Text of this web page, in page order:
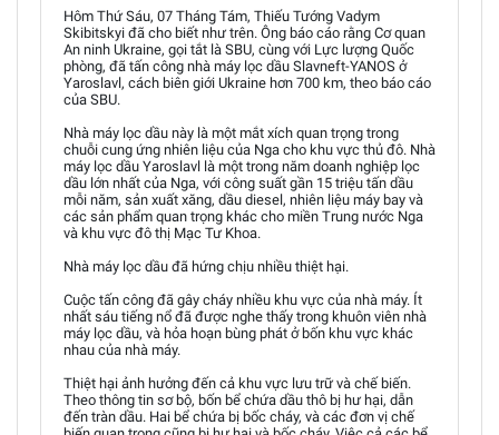
Hôm Thứ Sáu, 07 Tháng Tám, Thiếu Tướng Vadym
Skibitskyi đã cho biết như trên. Ông báo cáo rằng Cơ quan
An ninh Ukraine, gọi tắt là SBU, cùng với Lực lượng Quốc
phòng, đã tấn công nhà máy lọc dầu Slavneft-YANOS ở
Yaroslavl, cách biên giới Ukraine hơn 700 km, theo báo cáo
của SBU.
Nhà máy lọc dầu này là một mắt xích quan trọng trong
chuỗi cung ứng nhiên liệu của Nga cho khu vực thủ đô. Nhà
máy lọc dầu Yaroslavl là một trong năm doanh nghiệp lọc
dầu lớn nhất của Nga, với công suất gần 15 triệu tấn dầu
mỗi năm, sản xuất xăng, dầu diesel, nhiên liệu máy bay và
các sản phẩm quan trọng khác cho miền Trung nước Nga
và khu vực đô thị Mạc Tư Khoa.
Nhà máy lọc dầu đã hứng chịu nhiều thiệt hại.
Cuộc tấn công đã gây cháy nhiều khu vực của nhà máy. Ít
nhất sáu tiếng nổ đã được nghe thấy trong khuôn viên nhà
máy lọc dầu, và hỏa hoạn bùng phát ở bốn khu vực khác
nhau của nhà máy.
Thiệt hại ảnh hưởng đến cả khu vực lưu trữ và chế biến.
Theo thông tin sơ bộ, bốn bể chứa dầu thô bị hư hại, dẫn
đến tràn dầu. Hai bể chứa bị bốc cháy, và các đơn vị chế